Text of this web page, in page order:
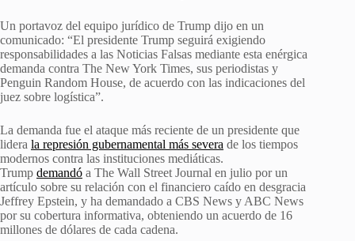
Un portavoz del equipo jurídico de Trump dijo en un
comunicado: “El presidente Trump seguirá exigiendo
responsabilidades a las Noticias Falsas mediante esta enérgica
demanda contra The New York Times, sus periodistas y
Penguin Random House, de acuerdo con las indicaciones del
juez sobre logística”.
La demanda fue el ataque más reciente de un presidente que
lidera la represión gubernamental más severa de los tiempos
modernos contra las instituciones mediáticas.
Trump demandó a The Wall Street Journal en julio por un
artículo sobre su relación con el financiero caído en desgracia
Jeffrey Epstein, y ha demandado a CBS News y ABC News
por su cobertura informativa, obteniendo un acuerdo de 16
millones de dólares de cada cadena.